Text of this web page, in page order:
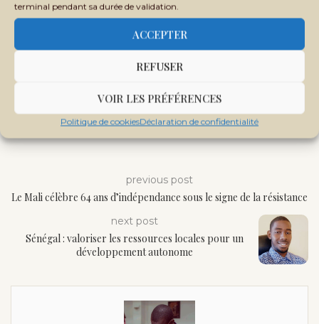
terminal pendant sa durée de validation.
ACCEPTER
REFUSER
VOIR LES PRÉFÉRENCES
Politique de cookiesDéclaration de confidentialité
previous post
Le Mali célèbre 64 ans d’indépendance sous le signe de la résistance
next post
Sénégal : valoriser les ressources locales pour un
développement autonome